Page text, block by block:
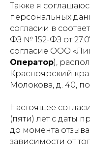
Также я
персональных
согласии в
ФЗ № 152-ФЗ от
согласие ООО
Оператор),
Красноярский
Молокова, д. 40,
Настоящее
(пяти) лет с даты
до момента
зависимости от